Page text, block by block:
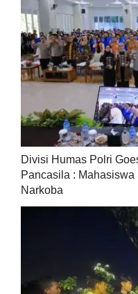
Divisi Humas Polri
Pancasila :
Narkoba